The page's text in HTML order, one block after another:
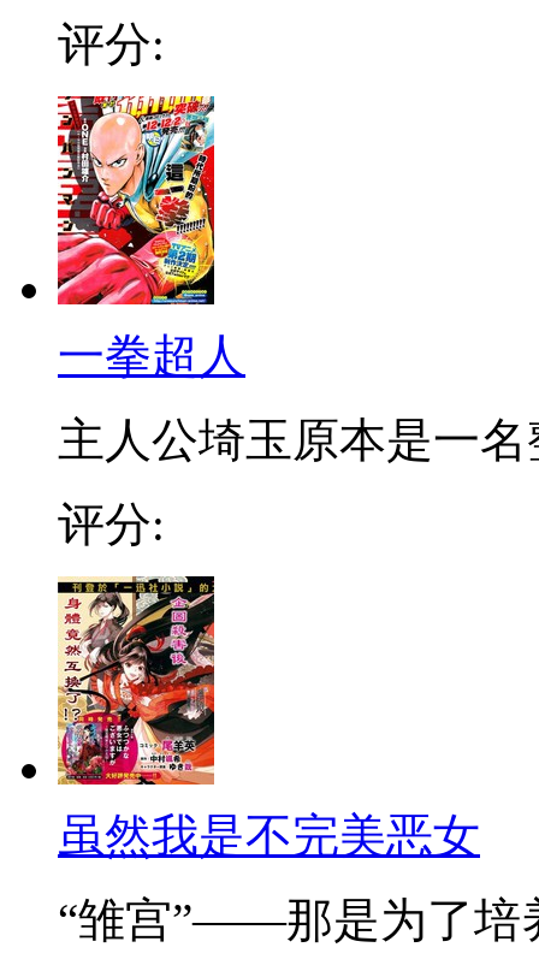
评分:
一拳超人
主人公埼玉原本是一名
评分:
虽然我是不完美恶女
“雏宫”——那是为了培